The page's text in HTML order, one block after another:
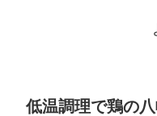
低温調理で鶏の